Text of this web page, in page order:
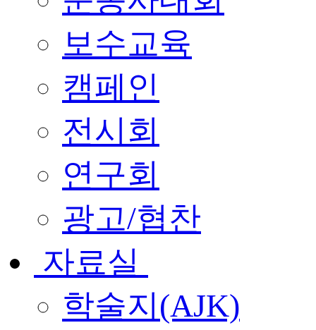
보수교육
캠페인
전시회
연구회
광고/협찬
자료실
학술지(AJK)